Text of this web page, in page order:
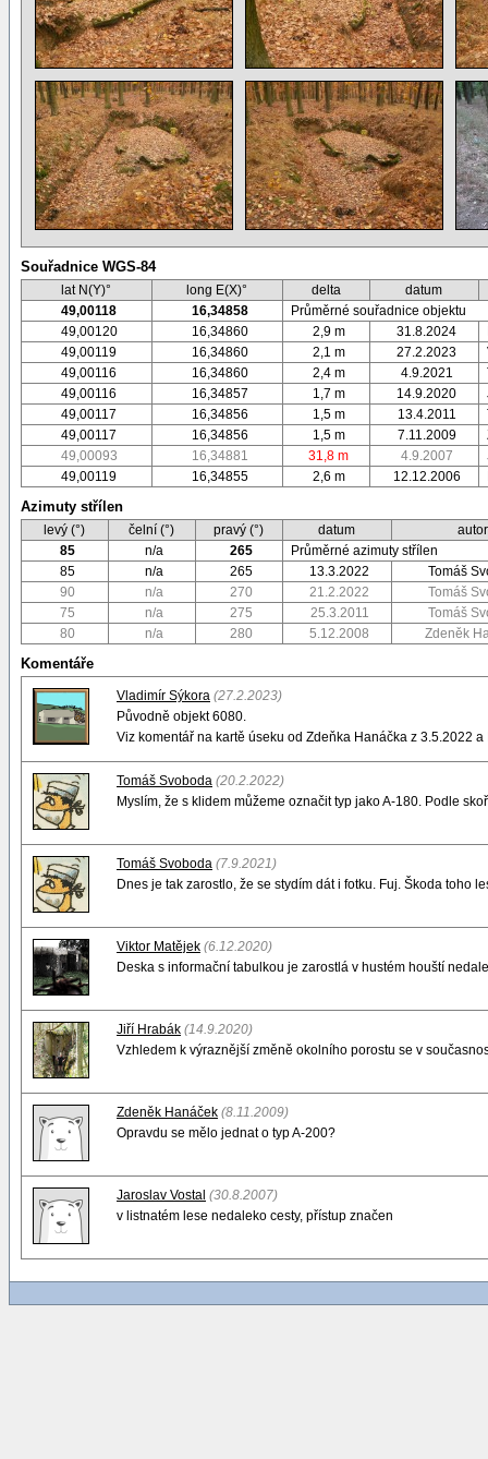
Souřadnice WGS-84
lat N(Y)° long E(X)° delta
datum
49,00118
16,34858
Průměrné souřadnice objektu
49,00120
16,34860 2,9 m 31.8.2024
49,00119
16,34860 2,1 m 27.2.2023
49,00116
16,34860 2,4 m 4.9.2021
49,00116
16,34857 1,7 m 14.9.2020
49,00117
16,34856 1,5 m 13.4.2011
49,00117
16,34856 1,5 m 7.11.2009
49,00093
16,34881 31,8 m 4.9.2007
49,00119
16,34855 2,6 m 12.12.2006
Azimuty střílen
levý (°) čelní (°) pravý (°) datum
autor
85
n/a 265
Průměrné azimuty střílen
85
n/a 265 13.3.2022
Tomáš
90
n/a 270 21.2.2022
Tomáš
75
n/a 275 25.3.2011
Tomáš
80
n/a 280 5.12.2008 Zdeněk
Komentáře
Vladimír Sýkora (27.2.2023)
Původně objekt 6080.
Viz komentář na kartě úseku od Zdeňka Hanáčka z 3.5.2022
Tomáš Svoboda (20.2.2022)
Myslím, že s klidem můžeme označit typ jako A-180. Podle
Tomáš Svoboda (7.9.2021)
Dnes je tak zarostlo, že se stydím dát i fotku. Fuj. Škoda toho
Viktor Matějek (6.12.2020)
Deska s informační tabulkou je zarostlá v hustém houští
Jiří Hrabák (14.9.2020)
Vzhledem k výraznější změně okolního porostu se v
Zdeněk Hanáček (8.11.2009)
Opravdu se mělo jednat o typ A-200?
Jaroslav Vostal (30.8.2007)
v listnatém lese nedaleko cesty, přístup značen